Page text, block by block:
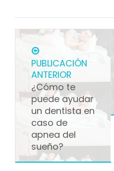
PUBLICACIÓN
ANTERIOR
¿Cómo te
puede ayudar
un dentista en
caso de
apnea del
sueño?